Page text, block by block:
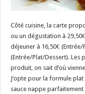
Côté cuisine, la carte
ou un dégustation à
déjeuner à 16,50€
(Entrée/Plat/Dessert). Les
produit, on sait d’où
J’opte pour la formule
sauce nappe